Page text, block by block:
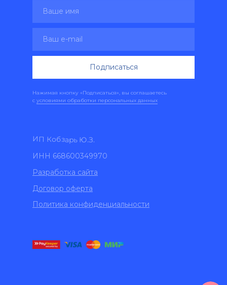
ИП Кобзарь Ю.З.
ИНН 668600349970
Разработка сайта
Договор оферта
Политика конфиденциальности
Нажимая кнопку «Подписаться», вы соглашаетесь
с условиями обработки персональных данных
Подписаться